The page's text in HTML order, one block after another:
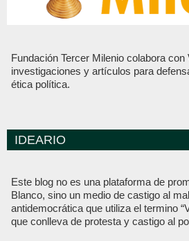
Fundación Tercer Milenio colabora
investigaciones y artículos para
ética política.
IDEARIO
Este blog no es una plataforma de
Blanco, sino un medio de castigo al
antidemocrática que utiliza el termino
que conlleva de protesta y castigo al